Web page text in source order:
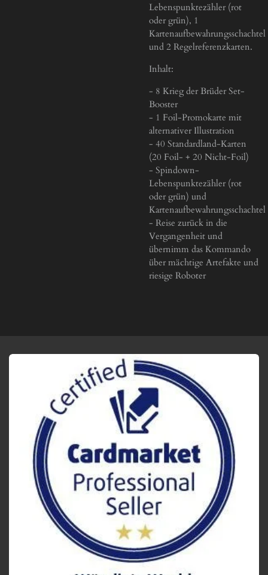
Lebenspunktezähler (rot
oder grün), 1
Kartenaufbewahrungsschachtel
und 2 Regelreferenzkarten.
Inhalt:
- 8 Krieg der Brüder Set-
Booster
- 1 Foil-Promokarte mit
alternativer Illustration
- 40 Standardland-Karten
(20 Foil- + 20 Nicht-Foil)
- Spindown-
Lebenspunktezähler (rot
oder grün) und
Kartenaufbewahrungsschachtel
- Reise zurück in die
Vergangenheit und
übernimm das Kommando
über mächtige Artefakte und
riesige Roboter